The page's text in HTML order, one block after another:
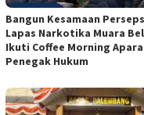
Bangun Kesamaan
Lapas Narkotika Muara
Ikuti Coffee Morning
Penegak Hukum